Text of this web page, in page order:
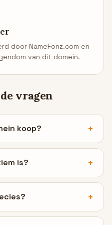
door NameFonz.com en
van dit domein.
vragen
koop?
is?